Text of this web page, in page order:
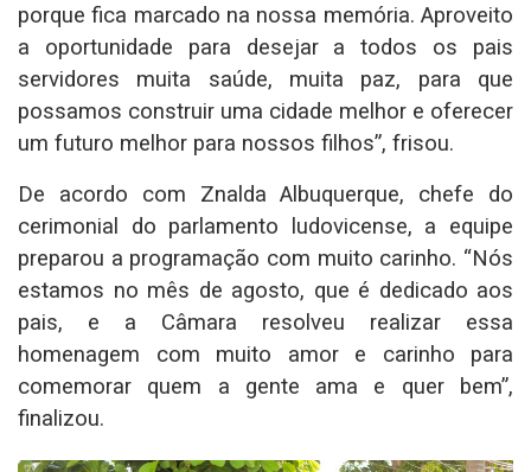
porque fica marcado na nossa memória. Aproveito
a oportunidade para desejar a todos os pais
servidores muita saúde, muita paz, para que
possamos construir uma cidade melhor e oferecer
um futuro melhor para nossos filhos”, frisou.
De acordo com Znalda Albuquerque, chefe do
cerimonial do parlamento ludovicense, a equipe
preparou a programação com muito carinho. “Nós
estamos no mês de agosto, que é dedicado aos
pais, e a Câmara resolveu realizar essa
homenagem com muito amor e carinho para
comemorar quem a gente ama e quer bem”,
finalizou.